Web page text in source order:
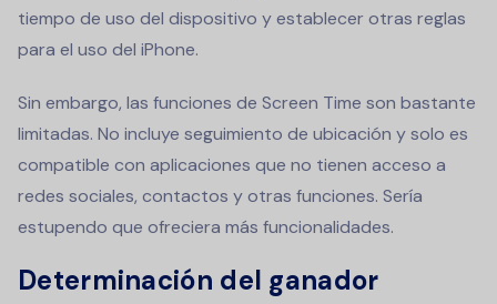
tiempo de uso del dispositivo y establecer otras reglas
para el uso del iPhone.
Sin embargo, las funciones de Screen Time son bastante
limitadas. No incluye seguimiento de ubicación y solo es
compatible con aplicaciones que no tienen acceso a
redes sociales, contactos y otras funciones. Sería
estupendo que ofreciera más funcionalidades.
Determinación del ganador